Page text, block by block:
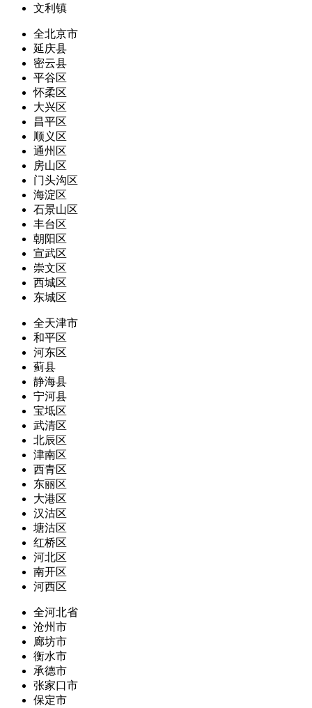
文利镇
全北京市
延庆县
密云县
平谷区
怀柔区
大兴区
昌平区
顺义区
通州区
房山区
门头沟区
海淀区
石景山区
丰台区
朝阳区
宣武区
崇文区
西城区
东城区
全天津市
和平区
河东区
蓟县
静海县
宁河县
宝坻区
武清区
北辰区
津南区
西青区
东丽区
大港区
汉沽区
塘沽区
红桥区
河北区
南开区
河西区
全河北省
沧州市
廊坊市
衡水市
承德市
张家口市
保定市